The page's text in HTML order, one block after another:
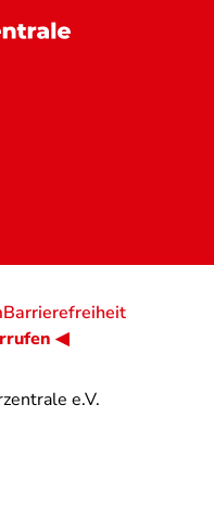
e.V.
Barrierefreiheit
◀